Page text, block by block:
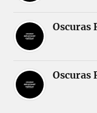
Oscuras
Oscuras